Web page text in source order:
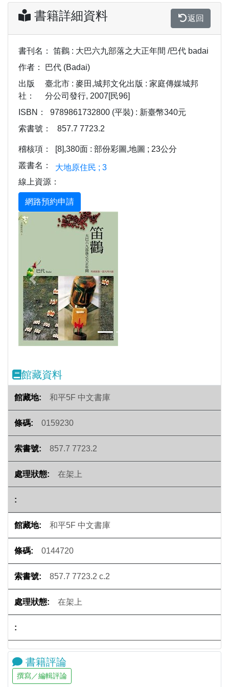
書籍詳細資料 返回
書刊名：
笛鸛 : 大巴六九部落之大正年間 /巴代 badai
作者：
巴代 (Badai)
出版
社：
臺北市 : 麥田,城邦文化出版 : 家庭傳媒城邦
分公司發行, 2007[民96]
ISBN：
9789861732800 (平裝) : 新臺幣340元
索書號：
857.7 7723.2
稽核項：
[8],380面 : 部份彩圖,地圖 ; 23公分
叢書名：
大地原住民 ; 3
線上資源：
Previous
館藏資料
和平5F 中文書庫
0159230
857.7 7723.2
在架上
和平5F 中文書庫
0144720
857.7 7723.2 c.2
在架上
書籍評論